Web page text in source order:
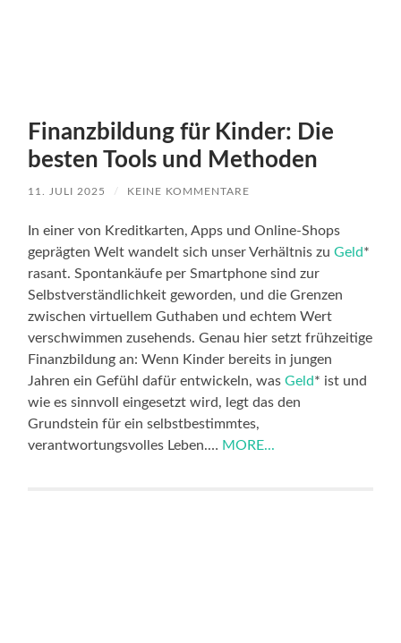
Finanzbildung für Kinder: Die
besten Tools und Methoden
11. JULI 2025 / KEINE KOMMENTARE
In einer von Kreditkarten, Apps und Online-Shops
geprägten Welt wandelt sich unser Verhältnis zuGeld*
rasant. Spontankäufe per Smartphone sind zur
Selbstverständlichkeit geworden, und die Grenzen
zwischen virtuellem Guthaben und echtem Wert
verschwimmen zusehends. Genau hier setzt frühzeitige
Finanzbildung an: Wenn Kinder bereits in jungen
Jahren ein Gefühl dafür entwickeln, wasGeld* ist und
wie es sinnvoll eingesetzt wird, legt das den
Grundstein für ein selbstbestimmtes,
verantwortungsvolles Leben.… MORE...